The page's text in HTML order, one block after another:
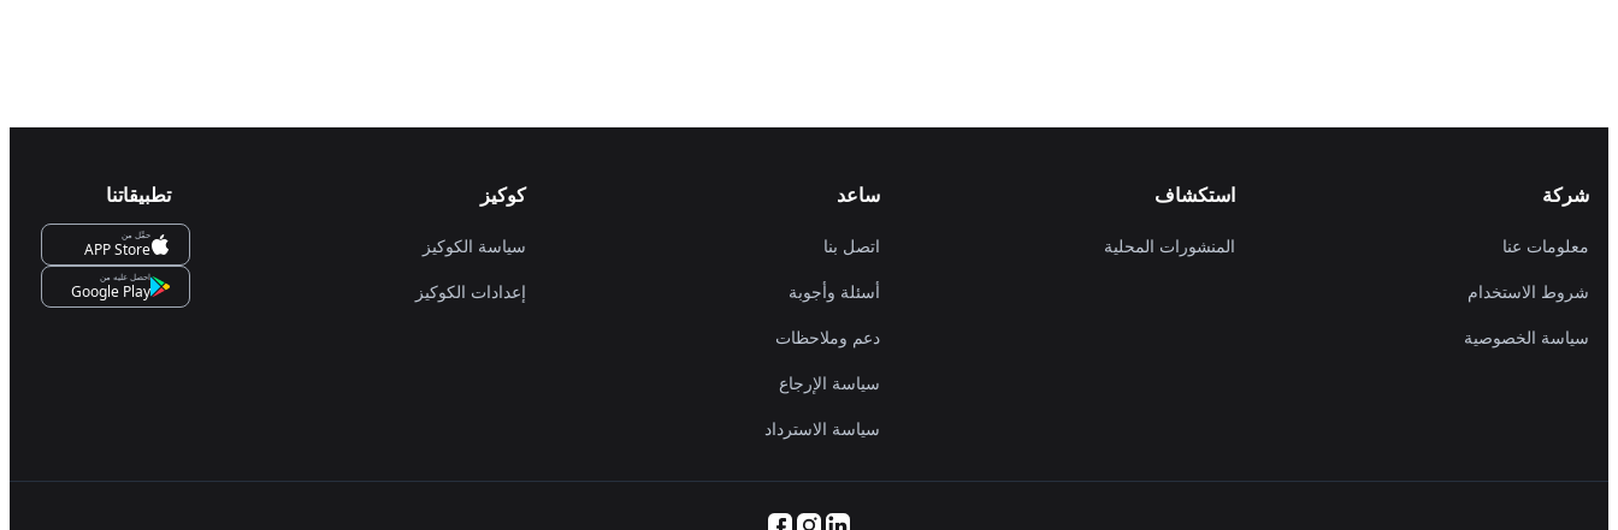
شركة
معلومات عنا
شروط الاستخدام
سياسة الخصوصية
استكشاف
المنشورات المحلية
ساعد
اتصل بنا
أسئلة وأجوبة
دعم وملاحظات
سياسة الإرجاع
سياسة الاسترداد
كوكيز
سياسة الكوكيز
إعدادات الكوكيز
تطبيقاتنا
حمِّل من
APP Store
احصل عليه من
Google Play